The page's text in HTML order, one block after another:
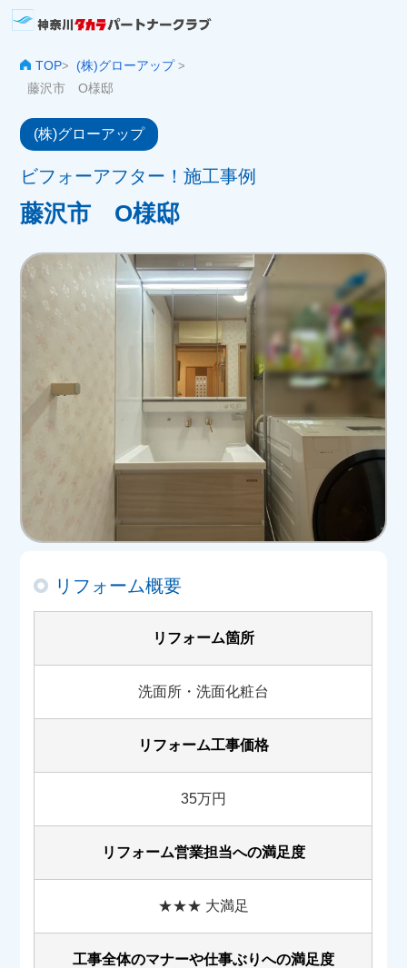
TOP> (株)グローアップ>
藤沢市 O様邸
(株)グローアップ
ビフォーアフター！施工事例
藤沢市 O様邸
リフォーム概要
リフォーム箇所
洗面所・洗面化粧台
リフォーム工事価格
35万円
リフォーム営業担当への満足度
★★★ 大満足
工事全体のマナーや仕事ぶりへの満足度